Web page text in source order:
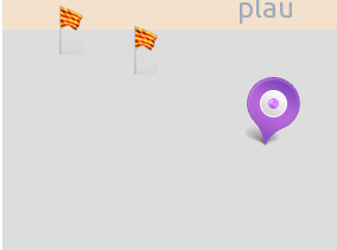
plau